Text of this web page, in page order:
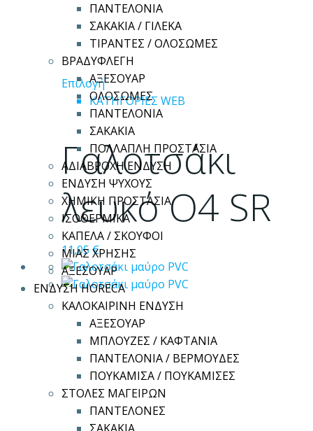
ΠΑΝΤΕΛΟΝΙΑ
ΣΑΚΑΚΙΑ / ΓΙΛΕΚΑ
ΤΙΡΑΝΤΕΣ / ΟΛΟΣΩΜΕΣ
ΒΡΑΔΥΦΛΕΓΗ
ΑΞΕΣΟΥΑΡ
ΟΛΟΣΩΜΕΣ
ΠΑΝΤΕΛΟΝΙΑ
ΣΑΚΑΚΙΑ
ΠΟΛΛΑΠΛΗ ΠΡΟΣΤΑΣΙΑ
ΑΔΙΑΒΡΟΧΗ ΕΝΔΥΣΗ
ΕΝΔΥΣΗ ΨΥΧΟΥΣ
ΧΗΜΙΚΗ ΠΡΟΣΤΑΣΙΑ
ΙΣΟΘΕΡΜΙΚΑ
ΚΑΠΕΛΑ / ΣΚΟΥΦΟΙ
ΜΙΑΣ ΧΡΗΣΗΣ
ΑΞΕΣΟΥΑΡ
ΕΝΔΥΣΗ HORECA
ΚΑΛΟΚΑΙΡΙΝΗ ΕΝΔΥΣΗ
ΑΞΕΣΟΥΑΡ
ΜΠΛΟΥΖΕΣ / ΚΑΦΤΑΝΙΑ
ΠΑΝΤΕΛΟΝΙΑ / ΒΕΡΜΟΥΔΕΣ
ΠΟΥΚΑΜΙΣΑ / ΠΟΥΚΑΜΙΣΕΣ
ΣΤΟΛΕΣ ΜΑΓΕΙΡΩΝ
ΠΑΝΤΕΛΟΝΕΣ
ΕπιλογήΑυτό
το
προϊόν
έχει
πολλαπλές
παραλλαγές.
Οι
επιλογές
μπορούν
να
επιλεγούν
στη
σελίδα
του
προϊόντος
ΚΑΤΗΓΟΡΙΕΣ WEB
Γαλοτσάκι
λευκό Ο4 SR
11,05 €